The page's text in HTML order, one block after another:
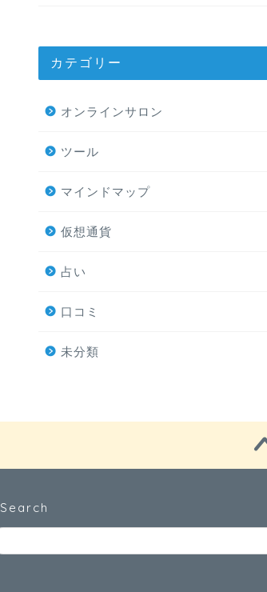
カテゴリー
オンラインサロン
ツール
マインドマップ
仮想通貨
占い
口コミ
未分類
Search